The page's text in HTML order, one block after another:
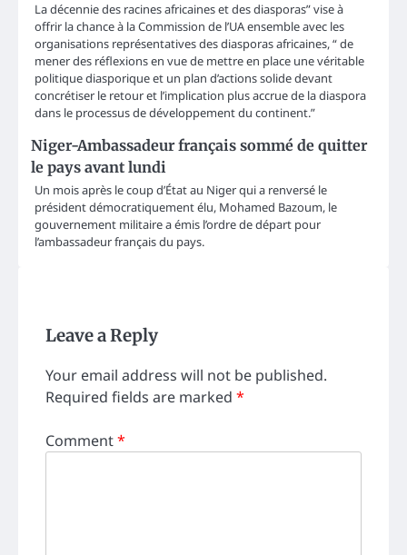
La décennie des racines africaines et des diasporas” vise à
offrir la chance à la Commission de l’UA ensemble avec les
organisations représentatives des diasporas africaines, “ de
mener des réflexions en vue de mettre en place une véritable
politique diasporique et un plan d’actions solide devant
concrétiser le retour et l’implication plus accrue de la diaspora
dans le processus de développement du continent.”
Niger-Ambassadeur français sommé de quitter
le pays avant lundi
Un mois après le coup d’État au Niger qui a renversé le
président démocratiquement élu, Mohamed Bazoum, le
gouvernement militaire a émis l’ordre de départ pour
l’ambassadeur français du pays.
Leave a Reply
Your email address will not be published.
Required fields are marked *
Comment*